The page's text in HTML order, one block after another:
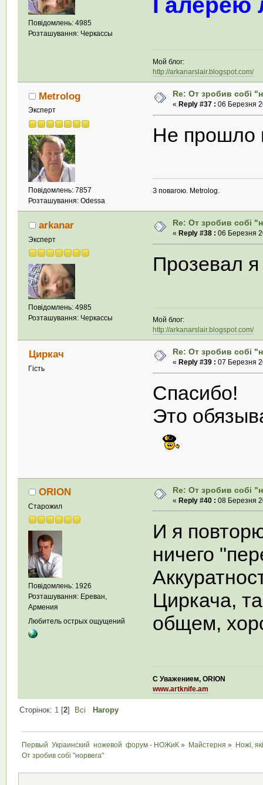
Повідомлень: 4985
Розташування: Черкассы
Мой блог:
http://arkanarslair.blogspot.com/
Metrolog
Эксперт
Повідомлень: 7857
Розташування: Odessa
Re: От зробив собi
« Reply #37 : 06 Березня
Не прошло
З повагою. Metrolog.
arkanar
Эксперт
Повідомлень: 4985
Розташування: Черкассы
Re: От зробив собi
« Reply #38 : 06 Березня
Прозевал я
Мой блог:
http://arkanarslair.blogspot.com/
Циркач
Гість
Re: От зробив собi
« Reply #39 : 07 Березня
Спасибо!
Это
ORION
Старожил
Повідомлень: 1926
Розташування: Ереван,
Армения
Любитель острых ощущений
Re: От зробив собi
« Reply #40 : 08 Березня
И я
ничего
Циркача,
общем,
С Уважением, ORION
www.artknife.am
Сторінок: 1[2] Всі Нагору
Первый  Украинский  ножевой  форум - НОЖиК » Майстерня »
Ножі,
От зробив собi "норвега"